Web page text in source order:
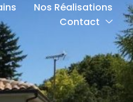
Nos Réalisations
Contact